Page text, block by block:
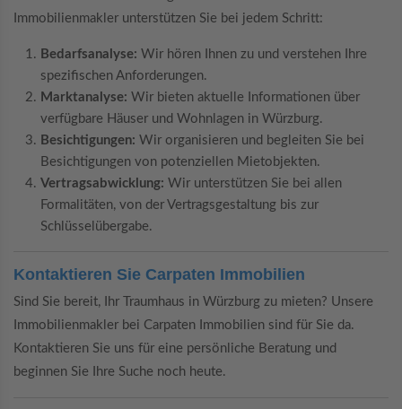
Immobilienmakler unterstützen Sie bei jedem Schritt:
Bedarfsanalyse: Wir hören Ihnen zu und verstehen Ihre
spezifischen Anforderungen.
Marktanalyse: Wir bieten aktuelle Informationen über
verfügbare Häuser und Wohnlagen in Würzburg.
Besichtigungen: Wir organisieren und begleiten Sie bei
Besichtigungen von potenziellen Mietobjekten.
Vertragsabwicklung: Wir unterstützen Sie bei allen
Formalitäten, von der Vertragsgestaltung bis zur
Schlüsselübergabe.
Kontaktieren Sie Carpaten Immobilien
Sind Sie bereit, Ihr Traumhaus in Würzburg zu mieten? Unsere
Immobilienmakler bei Carpaten Immobilien sind für Sie da.
Kontaktieren Sie uns für eine persönliche Beratung und
beginnen Sie Ihre Suche noch heute.